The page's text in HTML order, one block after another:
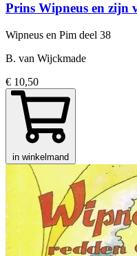
Prins Wipneus en zijn
Wipneus en Pim deel 38
B. van Wijckmade
€ 10,50
in winkelmand